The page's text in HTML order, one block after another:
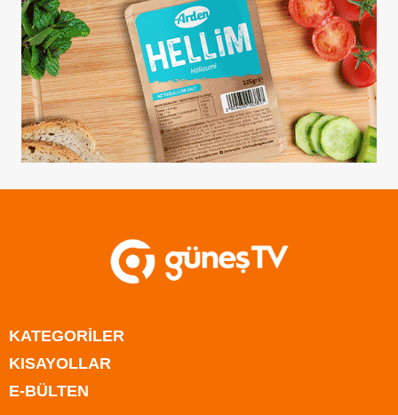
KATEGORİLER
Anasayfa
Kıbrıs
KISAYOLLAR
E-BÜLTEN